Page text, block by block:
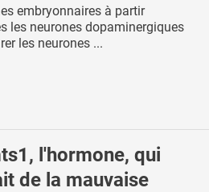
embryonnaires à partir
les neurones dopaminergiques
les neurones ...
l'hormone, qui
de la mauvaise